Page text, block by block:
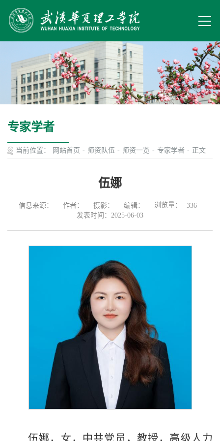
专家学者
当前位置： 网站首页 - 师资队伍 - 师资一览 - 专家学者 - 正文
伍娜
信息来源： 作者： 摄影： 编辑： 浏览量：
336
发表时间：2025-06-03
伍娜，女，中共党员，教授，高级人力